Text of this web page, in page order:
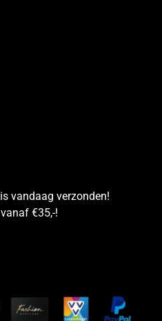
vandaag verzonden!
€35,-!